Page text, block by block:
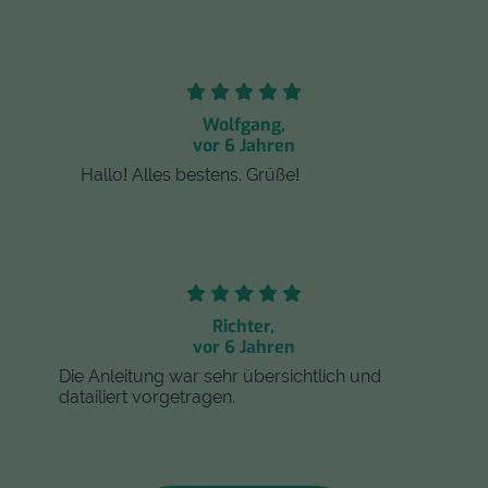
Wolfgang,
vor 6 Jahren
Hallo! Alles bestens. Grüße!
Richter,
vor 6 Jahren
Die Anleitung war sehr übersichtlich und
datailiert vorgetragen.